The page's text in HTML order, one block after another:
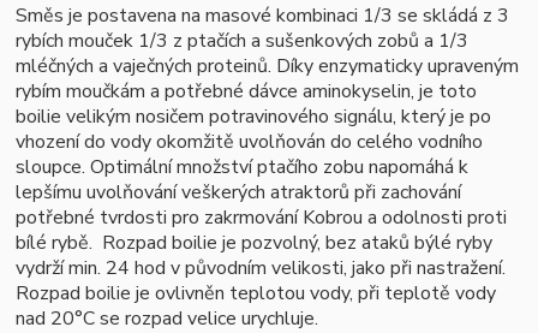
Směs je postavena na masové kombinaci 1/3 se skládá z 3
rybích mouček 1/3 z ptačích a sušenkových zobů a 1/3
mléčných a vaječných proteinů. Díky enzymaticky upraveným
rybím moučkám a potřebné dávce aminokyselin, je toto
boilie velikým nosičem potravinového signálu, který je po
vhození do vody okomžitě uvolňován do celého vodního
sloupce. Optimální množství ptačího zobu napomáhá k
lepšímu uvolňování veškerých atraktorů při zachování
potřebné tvrdosti pro zakrmování Kobrou a odolnosti proti
bílé rybě. Rozpad boilie je pozvolný, bez ataků býlé ryby
vydrží min. 24 hod v původním velikosti, jako při nastražení.
Rozpad boilie je ovlivněn teplotou vody, při teplotě vody
nad 20°C se rozpad velice urychluje.